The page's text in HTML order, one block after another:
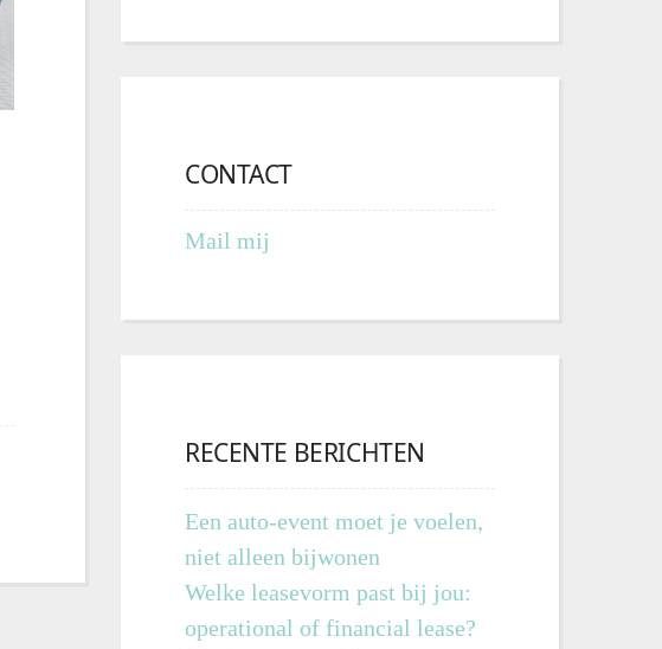
CONTACT
Mail mij
RECENTE BERICHTEN
Een auto-event moet je voelen,
niet alleen bijwonen
Welke leasevorm past bij jou:
operational of financial lease?